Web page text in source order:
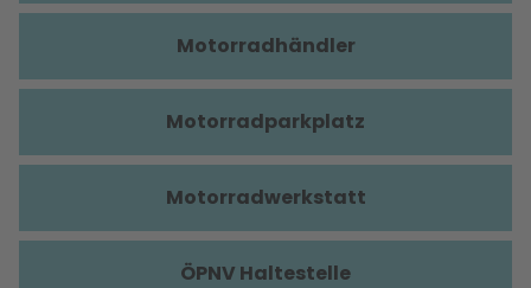
Motorradhändler
Motorradparkplatz
Motorradwerkstatt
ÖPNV Haltestelle